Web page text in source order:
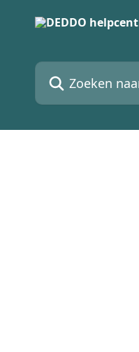
Zoeken naar